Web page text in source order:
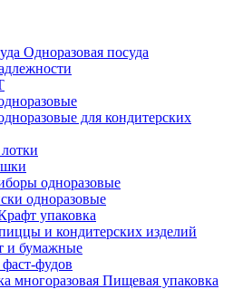
Одноразовая посуда
для кондитерских
одноразовые
одноразовые
упаковка
и кондитерских изделий
и бумажные
фудов
Пищевая упаковка